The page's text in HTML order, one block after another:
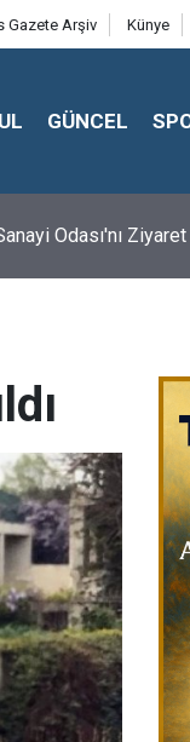
Gazete Arşiv Künye
GÜNCEL
Odası'nı